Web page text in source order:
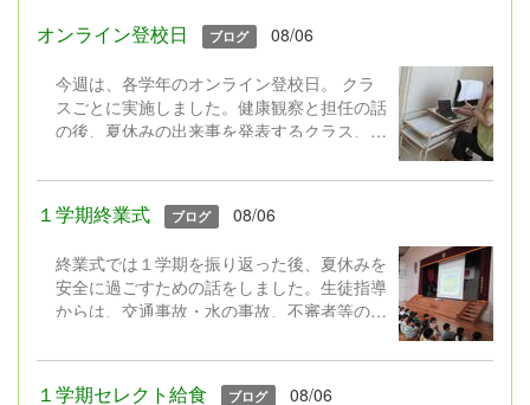
オンライン登校日 ブログ 08/06
今週は、各学年のオンライン登校日。 クラ
スごとに実施しました。健康観察と担任の話
の後、夏休みの出来事を発表するクラス、ク
聞かせをするクラス,、学級園の作物の様子
を中継するクラス・・・活動はそれぞれでし
たが、画面越しに久しぶりに会うクラスの友
児童クラブの子は、朝学校に来て行
いました。
１学期終業式 ブログ 08/06
終業式では１学期を振り返った後、夏休みを
安全に過ごすための話をしました。生徒指導
からは、交通事故・水の事故、不審者等の事
やネットモラルの話をしました。 ２年生に
よる「勇気１００％」の歌の発表もありまし
１学期セレクト給食 ブログ 08/06